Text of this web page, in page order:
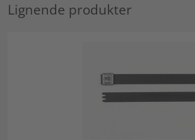
Lignende produkter